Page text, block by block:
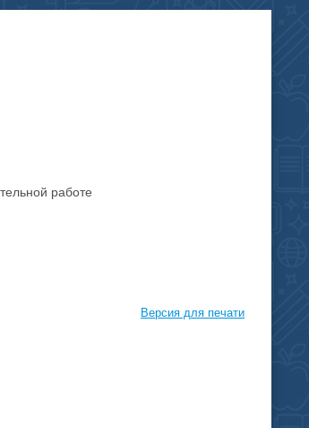
работе
Версия для печати